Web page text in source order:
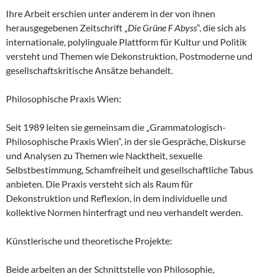
Ihre Arbeit erschien unter anderem in der von ihnen
herausgegebenen Zeitschrift „Die Grüne FAbyss“, die sich als
internationale, polylinguale Plattform für Kultur und Politik
versteht und Themen wie Dekonstruktion, Postmoderne und
gesellschaftskritische Ansätze behandelt.
Philosophische Praxis Wien:
Seit 1989 leiten sie gemeinsam die „Grammatologisch-
Philosophische Praxis Wien“, in der sie Gespräche, Diskurse
und Analysen zu Themen wie Nacktheit, sexuelle
Selbstbestimmung, Schamfreiheit und gesellschaftliche Tabus
anbieten. Die Praxis versteht sich als Raum für
Dekonstruktion und Reflexion, in dem individuelle und
kollektive Normen hinterfragt und neu verhandelt werden.
Künstlerische und theoretische Projekte:
Beide arbeiten an der Schnittstelle von Philosophie,